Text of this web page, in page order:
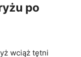
po
wciąż tętni